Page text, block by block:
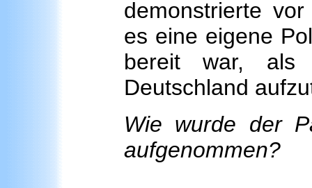
demonstrierte
es eine eigene
bereit war, als
Deutschland
Wie wurde der
aufgenommen?